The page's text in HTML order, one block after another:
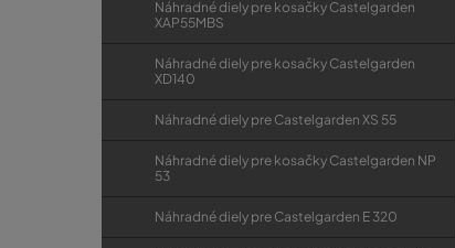
Náhradné diely pre kosačky Castelgarden
XAP55MBS
Náhradné diely pre kosačky Castelgarden
XD140
Náhradné diely pre Castelgarden XS 55
Náhradné diely pre kosačky Castelgarden NP
53
Náhradné diely pre Castelgarden E 320